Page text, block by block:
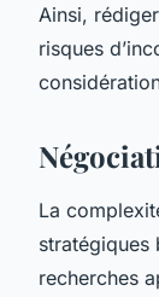
Ainsi,
risques
La
stratégiques
recherches